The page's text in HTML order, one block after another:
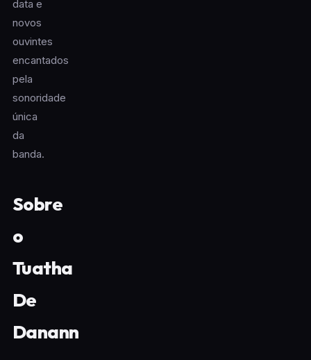
data e
novos
ouvintes
encantados
pela
sonoridade
única
da
banda.
Sobre
o
Tuatha
De
Danann